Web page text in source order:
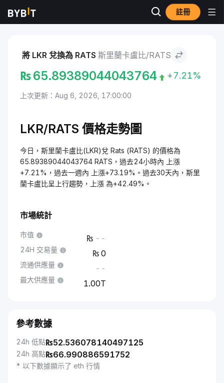
註冊
市場 Rats 價格 RATS 斯里蘭卡盧比 to Rats
將 LKR 兌換為 RATS 斯里蘭卡盧比/RATS
₨65.89389044043764 +7.21%
上次更新：Aug 6, 2026, 17:00:00
LKR/RATS 價格走勢圖
今日，斯里蘭卡盧比(LKR)兌 Rats (RATS) 的價格為
65.89389044043764 RATS，過去24小時內 上漲
+7.21%，過去一週內 上漲+73.19%。過去30天內，斯里
蘭卡盧比呈上行趨勢，上漲 為+42.49%。
市場統計
市值 --
24H 交易量 0
流通供應量 --
最大供應量 1.00T
參考數據
24h 低點₨52.536078140497125
24h 高點₨66.990886591752
* 以下數據顯示了 eth 行情